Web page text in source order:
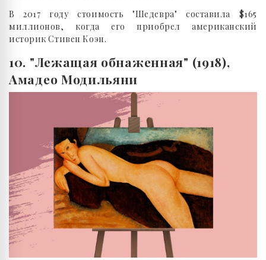
В 2017 году стоимость "Шедевра" составила $165
миллионов, когда его приобрел американский
историк Стивен Коэн.
10. "Лежащая обнаженная" (1918),
Амадео Модильяни